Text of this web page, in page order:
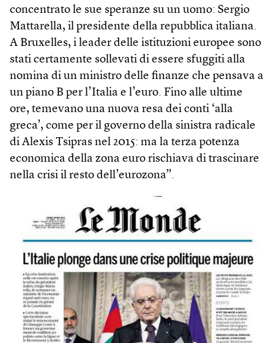
concentrato le sue speranze su un uomo: Sergio
Mattarella, il presidente della repubblica italiana.
A Bruxelles, i leader delle istituzioni europee sono
stati certamente sollevati di essere sfuggiti alla
nomina di un ministro delle finanze che pensava a
un piano B per l’Italia e l’euro. Fino alle ultime
ore, temevano una nuova resa dei conti ‘alla
greca’, come per il governo della sinistra radicale
di Alexis Tsipras nel 2015: ma la terza potenza
economica della zona euro rischiava di trascinare
nella crisi il resto dell’eurozona”.